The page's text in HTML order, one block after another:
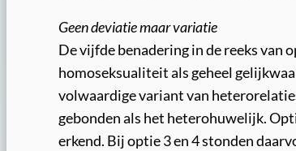
Geen deviatie maar variatie
De vijfde benadering in de reeks van
homoseksualiteit als geheel
volwaardige variant van
gebonden als het heterohuwelijk.
erkend. Bij optie 3 en 4 stonden